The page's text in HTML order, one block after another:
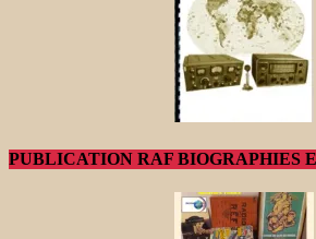
PUBLICATION RAF BIOGRAPHIES